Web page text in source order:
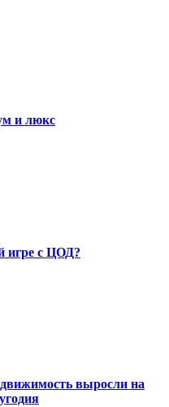
и люкс
игре с ЦОД?
выросли на